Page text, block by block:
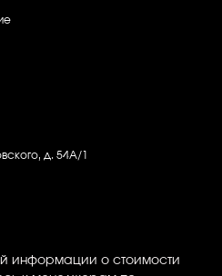
д. 54A/1
информации о стоимости